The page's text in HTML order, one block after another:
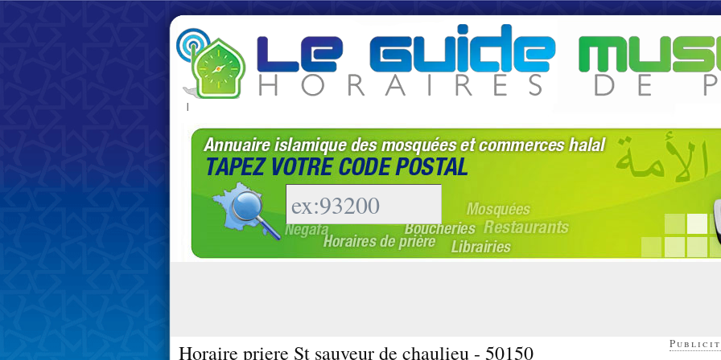
|
Horaire priere St sauveur de chaulieu - 50150